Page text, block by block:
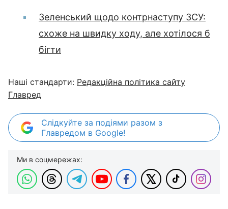
Зеленський щодо контрнаступу ЗСУ:
схоже на швидку ходу, але хотілося б
бігти
Наші стандарти: Редакційна політика сайту
Главред
Слідкуйте за подіями разом з
Главредом в Google!
Ми в соцмережах: